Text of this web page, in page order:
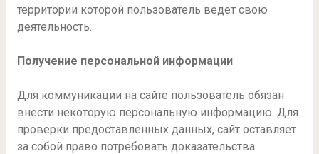
территории которой пользователь ведет свою
деятельность.
Получение персональной информации
Для коммуникации на сайте пользователь обязан
внести некоторую персональную информацию. Для
проверки предоставленных данных, сайт оставляет
за собой право потребовать доказательства